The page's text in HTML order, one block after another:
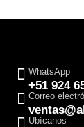
WhatsApp
+51 924
Correo
Ubícanos